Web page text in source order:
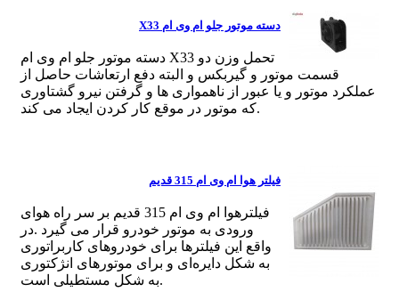
دسته موتور جلو ام وی ام X33
دسته موتور جلو ام وی ام X33 تحمل وزن دو
قسمت موتور و گیربکس و البته دفع ارتعاشات حاصل از
عملکرد موتور و یا عبور از ناهمواری ها و گرفتن نیرو گشتاوری
که موتور در موقع کار کردن ایجاد می کند.
فیلتر هوا ام وی ام 315 قدیم
فیلترهوا ام وی ام 315 قدیم بر سر راه هوای
ورودی به موتور خودرو قرار می گیرد .در
واقع این فیلترها برای خودروهای کاربراتوری
به شکل دایره‌ای و برای موتورهای انژکتوری
به شکل مستطیلی است.